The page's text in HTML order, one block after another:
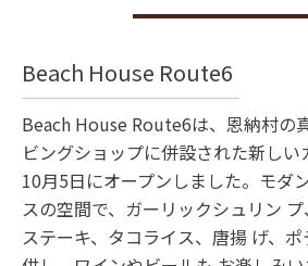
Beach House Route6
Beach House Route6は、恩納村の
ビングショップに併設された新しい
10月5日にオープンしました。モダ
スの空間で、ガーリックシュリン
ステーキ、タコライス、唐揚 げ、